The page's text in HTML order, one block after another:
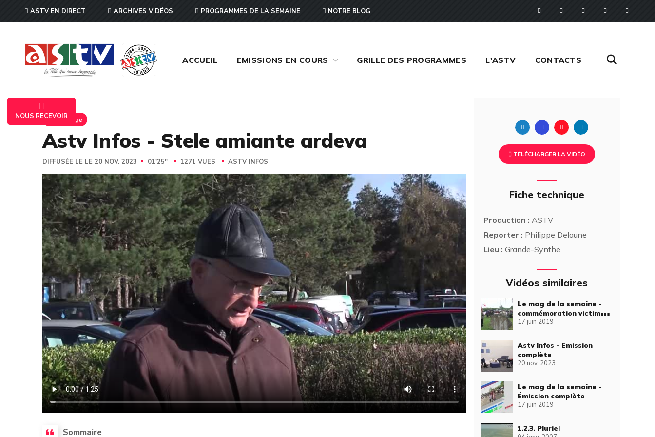
ASTV EN DIRECT ARCHIVES VIDÉOS PROGRAMMES DE LA SEMAINE NOTRE BLOG
ACCUEIL EMISSIONS EN COURS GRILLE DES PROGRAMMES L'ASTV CONTACTS
NOUS RECEVOIR
Reportage
Astv Infos - Stele amiante ardeva
DIFFUSÉE LE LE 20 NOV. 2023 01'25'' 1271 VUES ASTV INFOS
Sommaire
Twitter FacebookPinterest
TÉLÉCHARGER LA VIDÉO
Fiche technique
Production : ASTV
Reporter : Philippe Delaune
Lieu : Grande-Synthe
Vidéos similaires
Le mag de la semaine -
commémoration victimes
de l'amiante
17 juin 2019
Astv Infos - Emission
complète
20 nov. 2023
Le mag de la semaine -
Émission complète
17 juin 2019
1.2.3. Pluriel